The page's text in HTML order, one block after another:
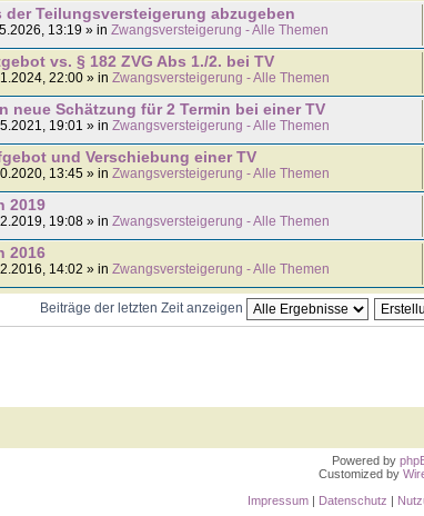
der Teilungsversteigerung abzugeben
13:19 » in Zwangsversteigerung - Alle Themen
vs. § 182 ZVG Abs 1./2. bei TV
22:00 » in Zwangsversteigerung - Alle Themen
neue Schätzung für 2 Termin bei einer TV
19:01 » in Zwangsversteigerung - Alle Themen
und Verschiebung einer TV
13:45 » in Zwangsversteigerung - Alle Themen
2019
19:08 » in Zwangsversteigerung - Alle Themen
2016
14:02 » in Zwangsversteigerung - Alle Themen
Beiträge der letzten Zeit anzeigen
Powered by
Customized by
Impressum
Datenschutz